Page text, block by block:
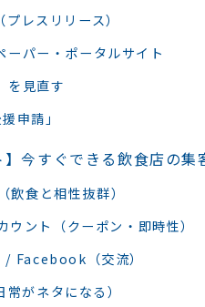
レスリリース）
ーパー・ポータルサイト
を見直す
申請」
】今すぐできる飲食店の集
食と相性抜群）
ント（クーポン・即時性）
（交流）
がネタになる）